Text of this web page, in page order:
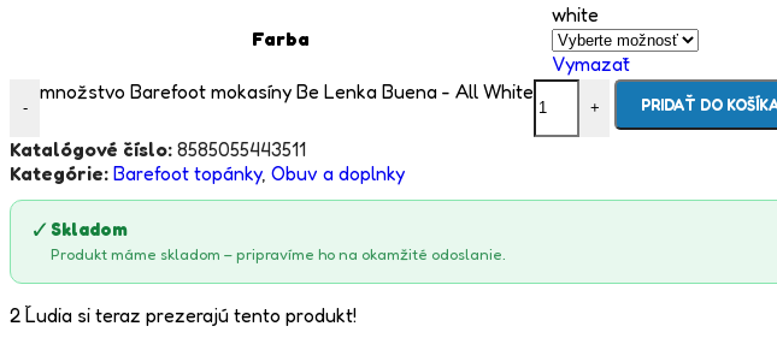
Farba
white
Vymazať
-
množstvo Barefoot mokasíny Be Lenka Buena - All White
+ PRIDAŤ DO
Katalógové číslo: 8585055443511
Kategórie: Barefoot topánky, Obuv a doplnky
✓ Skladom
Produkt máme skladom – pripravíme ho na okamžité odoslanie.
2 Ľudia si teraz prezerajú tento produkt!